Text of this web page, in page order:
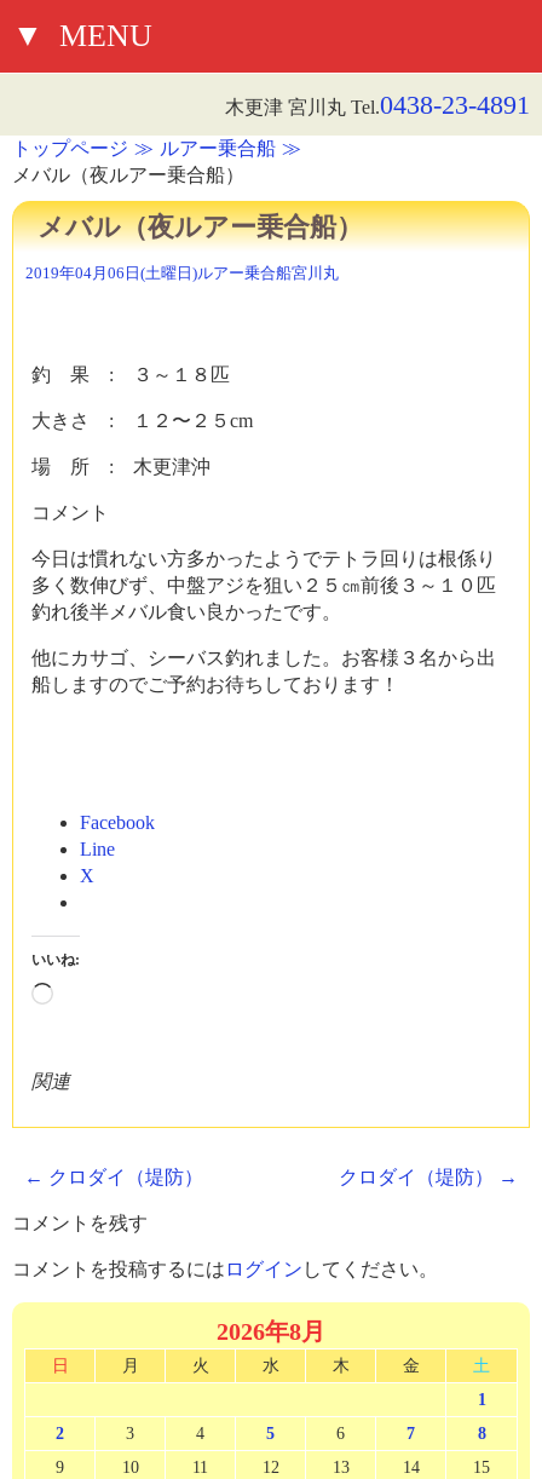
▼ MENU
木更津 宮川丸 Tel.0438-23-4891
トップページ
ルアー乗合船
メバル（夜ルアー乗合船）
メバル（夜ルアー乗合船）
2019年04月06日(土曜日)ルアー乗合船宮川丸
釣 果 : ３～１８匹
大きさ : １２〜２５cm
場 所 : 木更津沖
コメント
今日は慣れない方多かったようでテトラ回りは根係り
多く数伸びず、中盤アジを狙い２５㎝前後３～１０匹
釣れ後半メバル食い良かったです。
他にカサゴ、シーバス釣れました。お客様３名から出
船しますのでご予約お待ちしております！
Facebook
Line
X
いいね:
読
み
関連
Post
← クロダイ（堤防） クロダイ（堤防） →
コメントを残す
コメントを投稿するには ログイン してください。
2026年8月
日 月 火 水 木 金
土
1
2
3 4 5 6 7
8
9
10 11 12 13 14
15